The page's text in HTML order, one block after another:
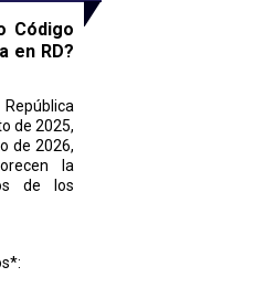
Código
en RD?
de 2025,
de 2026,
la
de los